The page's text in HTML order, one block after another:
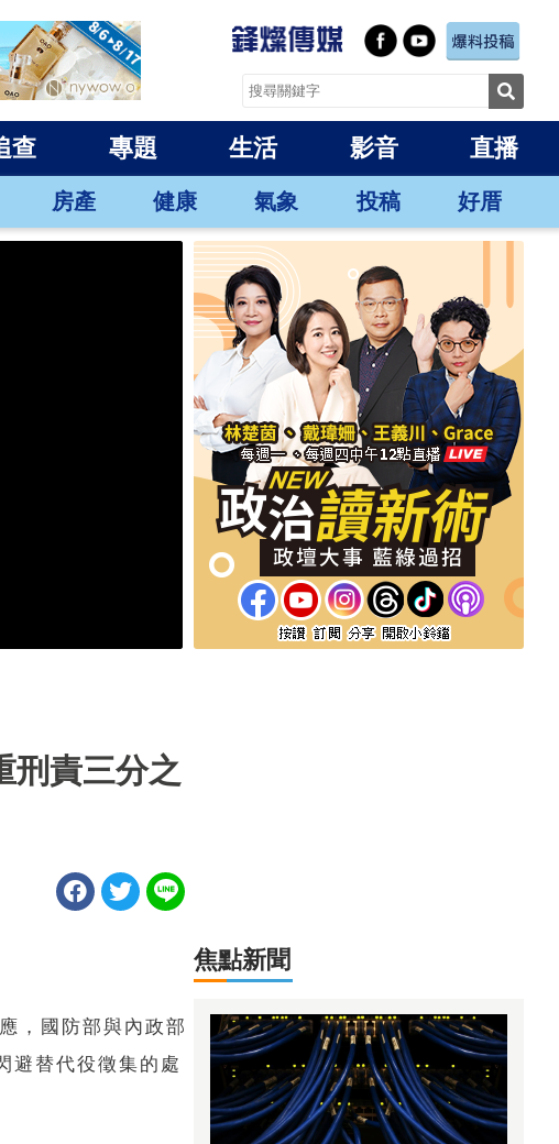
查 專題 生活 影音 直播
房產 健康 氣象 投稿 好厝
刑責三分之
，國防部與內政部
避替代役徵集的處
焦點新聞